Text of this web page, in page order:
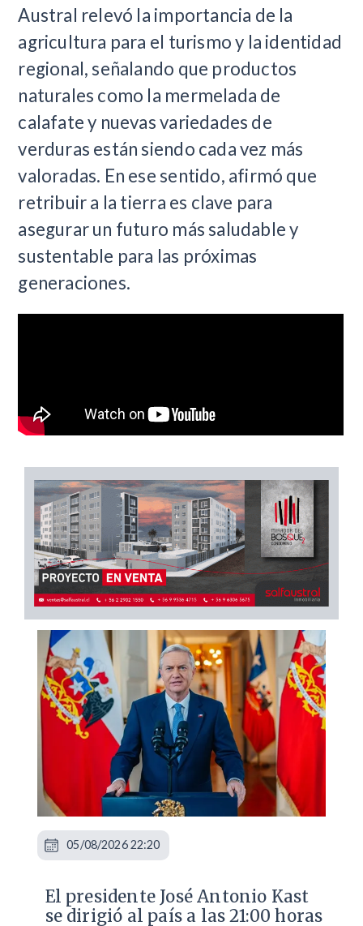
Austral relevó la importancia de la
agricultura para el turismo y la identidad
regional, señalando que productos
naturales como la mermelada de
calafate y nuevas variedades de
verduras están siendo cada vez más
valoradas. En ese sentido, afirmó que
retribuir a la tierra es clave para
asegurar un futuro más saludable y
sustentable para las próximas
generaciones.
El presidente José Antonio Kast
se dirigió al país a las 21:00 horas
05/08/2026 22:20